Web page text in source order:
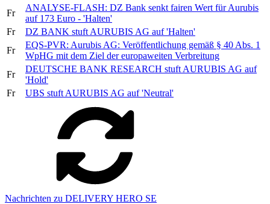
Fr
ANALYSE-FLASH: DZ Bank senkt fairen Wert für Aurubis
auf 173 Euro - 'Halten'
Fr
DZ BANK stuft AURUBIS AG auf 'Halten'
Fr
EQS-PVR: Aurubis AG: Veröffentlichung gemäß § 40 Abs. 1
WpHG mit dem Ziel der europaweiten Verbreitung
Fr
DEUTSCHE BANK RESEARCH stuft AURUBIS AG auf
'Hold'
Fr
UBS stuft AURUBIS AG auf 'Neutral'
Nachrichten zu DELIVERY HERO SE